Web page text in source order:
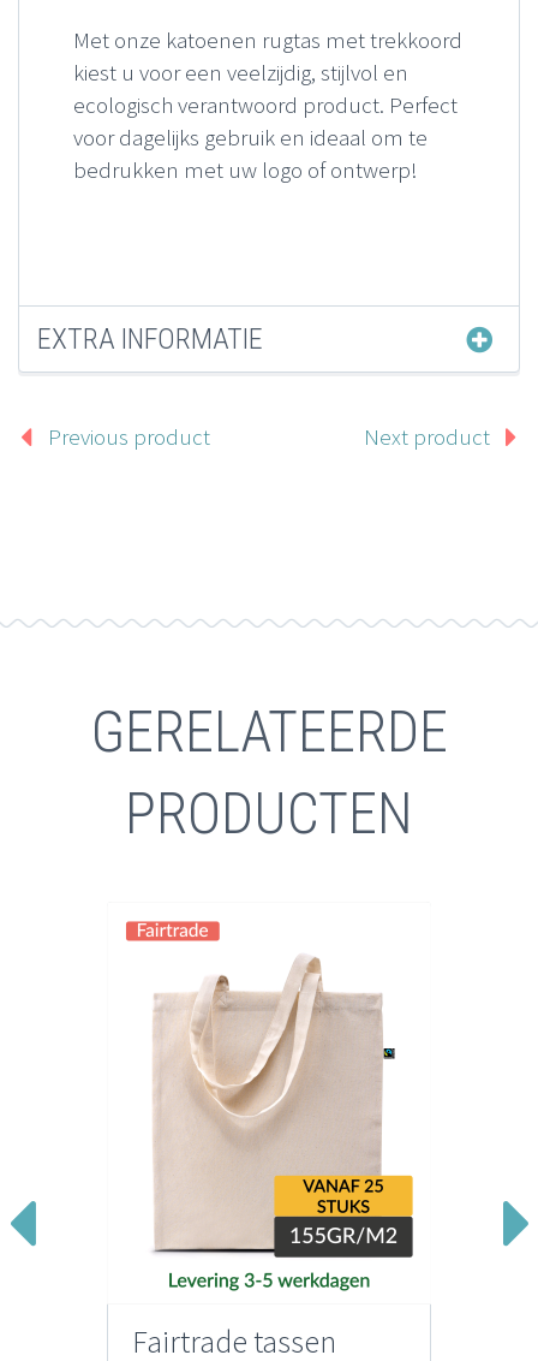
Met onze katoenen rugtas met trekkoord
kiest u voor een veelzijdig, stijlvol en
ecologisch verantwoord product. Perfect
voor dagelijks gebruik en ideaal om te
bedrukken met uw logo of ontwerp!
EXTRA INFORMATIE
Previous product Next product
GERELATEERDE
PRODUCTEN
Fairtrade tassen